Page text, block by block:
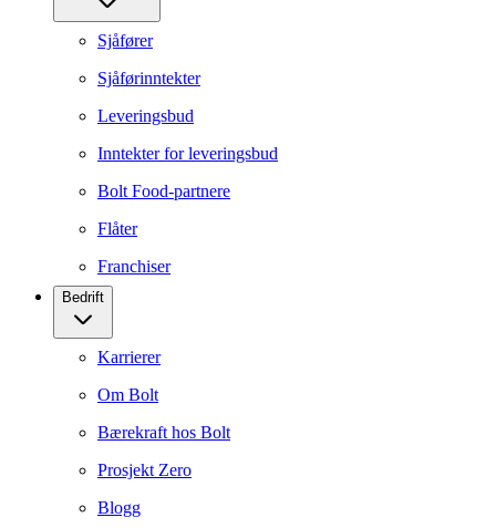
Sjåfører
Sjåførinntekter
Leveringsbud
Inntekter for leveringsbud
Bolt Food-partnere
Flåter
Franchiser
Bedrift
Karrierer
Om Bolt
Bærekraft hos Bolt
Prosjekt Zero
Blogg